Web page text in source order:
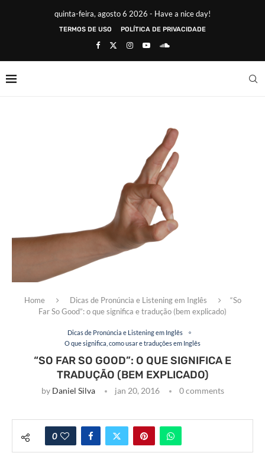
quinta-feira, agosto 6 2026 - Have a nice day!
TERMOS DE USO POLÍTICA DE PRIVACIDADE
Home Dicas de Pronúncia e Listening em Inglês
“So
Far So Good”: o que significa e tradução (bem explicado)
Dicas de Pronúncia e Listening em Inglês
O que significa, como usar e traduções em Inglês
“SO FAR SO GOOD”: O QUE SIGNIFICA E
TRADUÇÃO (BEM EXPLICADO)
by Daniel Silva jan 20, 2016 0 comments
0